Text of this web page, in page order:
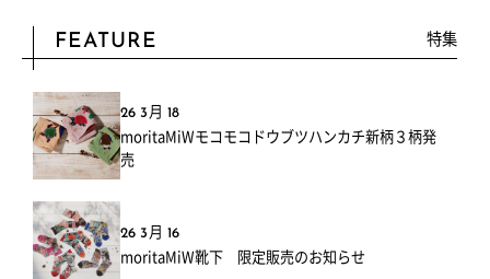
FEATURE 特集
26 3月 18
moritaMiWモコモコドウブツハンカチ新柄３柄発
売
26 3月 16
moritaMiW靴下 限定販売のお知らせ